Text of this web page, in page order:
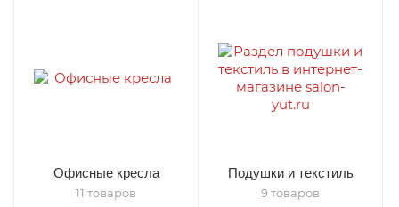
Офисные кресла
11 товаров
Подушки и текстиль
9 товаров